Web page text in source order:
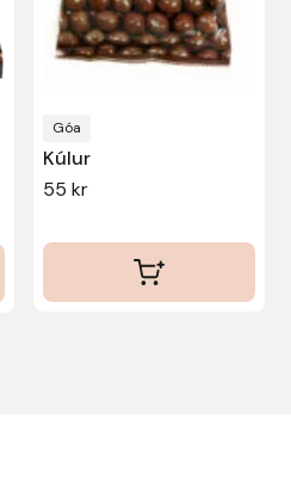
Góa
Kúlur
55 kr